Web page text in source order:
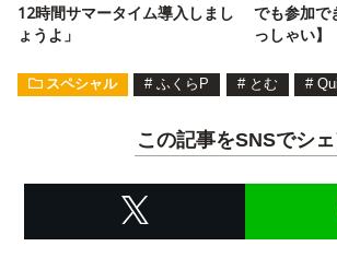
12時間サマータイム導入しまし
ょうよ」
でも参加で
っしゃい】
スペシャル # ふくらP # とむ #
この記事をSNSでシ